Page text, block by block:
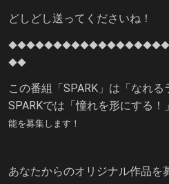
どしどし送ってくださいね！
◆◆◆◆◆◆◆◆◆◆◆◆◆◆◆◆◆◆
◆◆
この番組「SPARK」は「なれる
SPARKでは「憧れを形にする！
能を募集します！
あなたからのオリジナル作品を